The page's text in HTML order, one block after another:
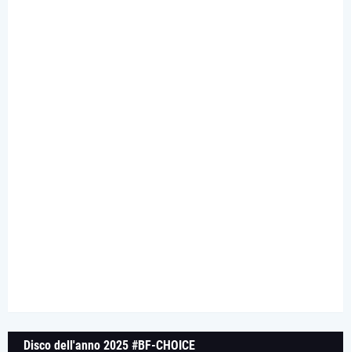
Disco dell'anno 2025 #BF-CHOICE